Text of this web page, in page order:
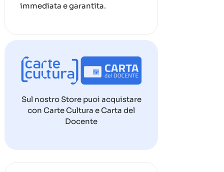
immediata e garantita.
Sul nostro Store puoi acquistare
con Carte Cultura e Carta del
Docente